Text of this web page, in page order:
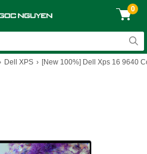
0
Dell XPS [New 100%] Dell Xps 16 9640